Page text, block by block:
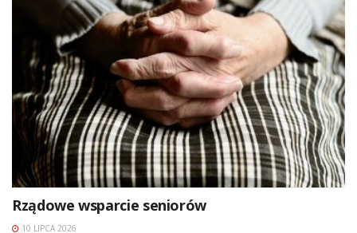
Rządowe wsparcie seniorów
10 LIPCA 2026